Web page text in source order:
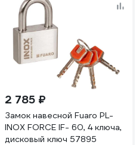
2 785 ₽
Замок навесной Fuaro PL-
INOX FORCE IF- 60, 4 ключа,
дисковый ключ 57895